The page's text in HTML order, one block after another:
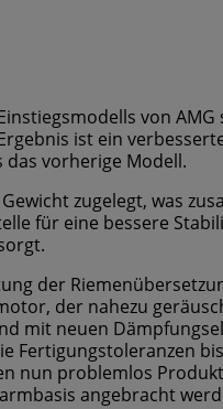
von
ist ein
vorherige Modell.
zugelegt, was
für eine bessere
der
der nahezu
mit neuen
Fertigungstoleranzen
nun problemlos
angebracht